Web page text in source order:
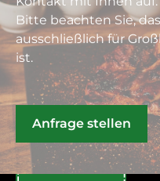
Bitte beachten Sie,
ausschließlich für
ist.
Anfrage stellen